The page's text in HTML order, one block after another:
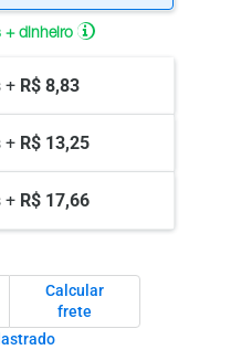
+ dinheiro
+ R$ 8,83
+ R$ 13,25
+ R$ 17,66
Calcular
frete